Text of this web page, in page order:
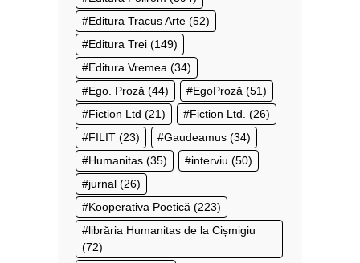
Editura Tracus Arte (52)
Editura Trei (149)
Editura Vremea (34)
Ego. Proză (44) EgoProză (51)
Fiction Ltd (21) Fiction Ltd. (26)
FILIT (23) Gaudeamus (34)
Humanitas (35) interviu (50)
jurnal (26)
Kooperativa Poetică (223)
librăria Humanitas de la Cișmigiu
(72)